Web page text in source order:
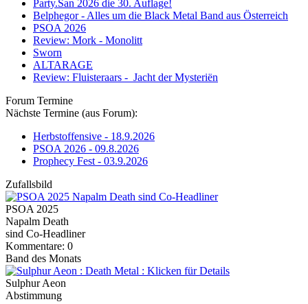
Party.San 2026 die 30. Auflage!
Belphegor - Alles um die Black Metal Band aus Österreich
PSOA 2026
Review: Mork - Monolitt
Sworn
ALTARAGE
Review: Fluisteraars - Jacht der Mysteriën
Forum Termine
Nächste Termine (aus Forum):
Herbstoffensive - 18.9.2026
PSOA 2026 - 09.8.2026
Prophecy Fest - 03.9.2026
Zufallsbild
PSOA 2025
Napalm Death
sind Co-Headliner
Kommentare: 0
Band des Monats
Sulphur Aeon
Abstimmung